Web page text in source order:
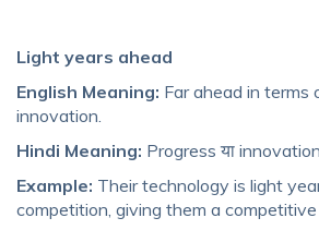
Light years ahead
English Meaning: Far ahead in terms
innovation.
Hindi Meaning: Progress या
Example: Their technology is light
competition, giving them a competitive